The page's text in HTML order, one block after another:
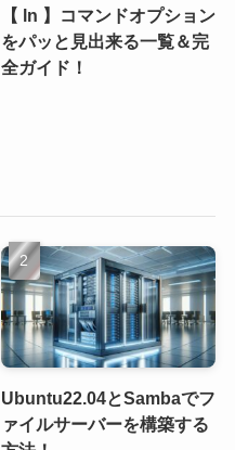
【 ln 】コマンドオプション
をパッと見出来る一覧＆完
全ガイド！
Ubuntu22.04とSambaでフ
ァイルサーバーを構築する